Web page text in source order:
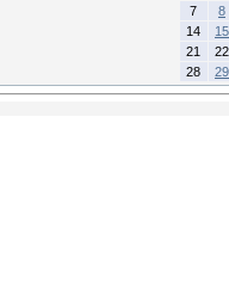
7
8
14
15
21
22
28
29